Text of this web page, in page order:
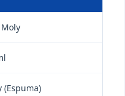
(Espuma)